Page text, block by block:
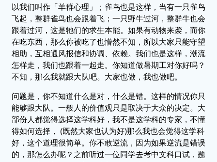
以我们叫作「羊群心理」；雀鸟也是这样，当有一只雀鸟
飞起，整群雀鸟也会跟着飞；一只野牛过河，整群牛也会
跟着过河，这是牠们的求生本能。如果有动物来袭，而你
在吃东西，那么你被吃了也懵然不知，所以大家只能守望
相助，互相通风报信和协调、依赖。我们也是这样，潮流
怎样走，我们也跟着一起走。你知道做暑期工对你好吗？
不知，那么我就跟大队吧。大家也做，我也做吧。
问题是，你不知道什么是对，什么是错。这样的情况你只
能够跟大队。一般人的价值观只是取决于大众的决定。大
部份人都觉得选择这学科好，我不是这学科的专家，不懂
得如何选择， (既然大家也认为好)那么我也会觉得这学科
好，这个道理很简单。你不敢逆流，因为如果逆流是错误
的，那怎么办呢？之前听过一位同学去考中文科口试，题